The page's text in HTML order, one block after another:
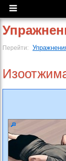
Перейти: